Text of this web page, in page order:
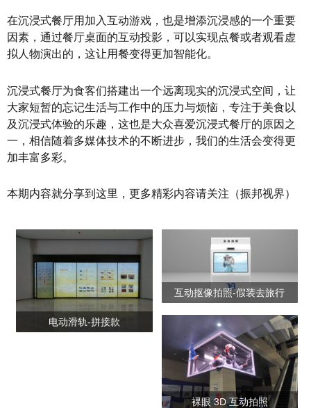
在沉浸式餐厅用加入互动游戏，也是增添沉浸感的一个重要
因素，通过餐厅桌面的互动投影，可以实现点餐或者观看虚
拟人物演出的，这让用餐变得更加智能化。
沉浸式餐厅为食客们搭建出一个远离现实的沉浸式空间，让
大家短暂的忘记生活与工作中的压力与烦恼，专注于美食以
及沉浸式体验的乐趣，这也是大众喜爱沉浸式餐厅的原因之
一，相信随着多媒体技术的不断进步，我们的生活会变得更
加丰富多彩。
本期内容就分享到这里，更多精彩内容请关注（振邦视界）
电动滑轨-拼接款
互动抠像拍照-假装去旅行
裸眼 3D 互动拍照